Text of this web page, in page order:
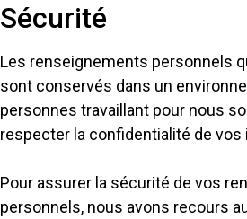
Sécurité
Les renseignements personnels
sont conservés dans un
personnes travaillant pour nous
respecter la confidentialité de
Pour assurer la sécurité de vos
personnels, nous avons recours